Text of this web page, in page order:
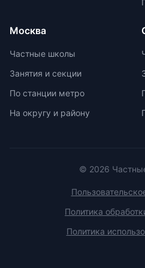
Москва
Частные школы
Занятия и секции
По станции метро
На округу и району
© 2026
Политика
Политика